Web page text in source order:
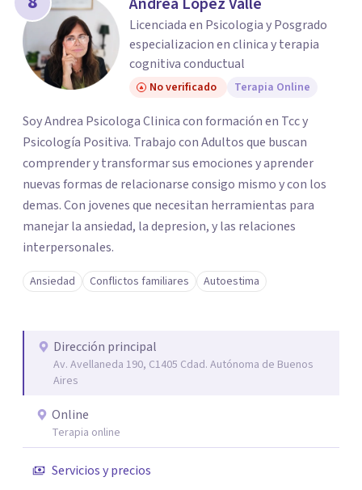
Licenciada en Psicologia y Posgrado
especializacion en clinica y terapia
cognitiva conductual
No verificado Terapia Online
Soy Andrea Psicologa Clinica con formación en Tcc y
Psicología Positiva. Trabajo con Adultos que buscan
comprender y transformar sus emociones y aprender
nuevas formas de relacionarse consigo mismo y con los
demas. Con jovenes que necesitan herramientas para
manejar la ansiedad, la depresion, y las relaciones
interpersonales.
Ansiedad Conflictos familiares Autoestima
Dirección principal
Av. Avellaneda 190, C1405 Cdad. Autónoma de Buenos
Aires
Online
Terapia online
Servicios y precios